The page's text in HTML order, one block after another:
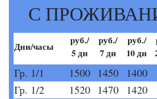
С
Дни/часы
руб./
5 дн
руб./
7 дн
руб./
10 дн
Гр. 1/1 1500 1450 1400
Гр. 1/2
1520 1470 1420